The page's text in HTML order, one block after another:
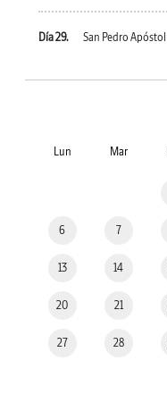
Día 29. San Pedro Apóstol
Lun Mar
6 7
13 14
20 21
27 28